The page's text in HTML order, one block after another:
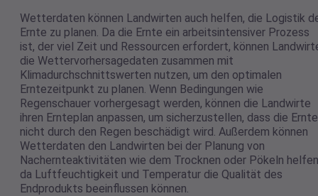
Wetterdaten können Landwirten auch helfen, die Logistik
Ernte zu planen. Da die Ernte ein arbeitsintensiver Prozess
ist, der viel Zeit und Ressourcen erfordert, können
die Wettervorhersagedaten zusammen mit
Klimadurchschnittswerten nutzen, um den optimalen
Erntezeitpunkt zu planen. Wenn Bedingungen wie
Regenschauer vorhergesagt werden, können die Landwirte
ihren Ernteplan anpassen, um sicherzustellen, dass die Ernte
nicht durch den Regen beschädigt wird. Außerdem können
Wetterdaten den Landwirten bei der Planung von
Nachernteaktivitäten wie dem Trocknen oder Pökeln
da Luftfeuchtigkeit und Temperatur die Qualität des
Endprodukts beeinflussen können.